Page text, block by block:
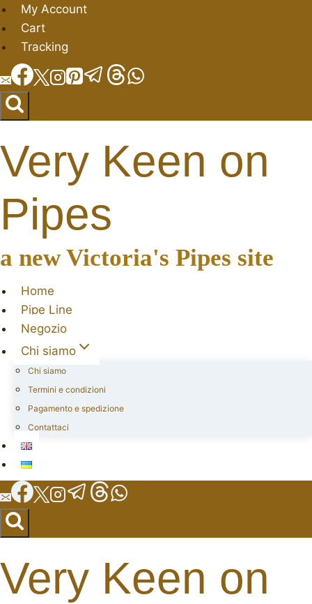
Salta
al
contenuto
My Account
Cart
Tracking
Very Keen on
Pipes
a new Victoria's Pipes site
Home
Pipe Line
Negozio
Chi siamo
Chi siamo
Termini e condizioni
Pagamento e spedizione
Contattaci
Very Keen on